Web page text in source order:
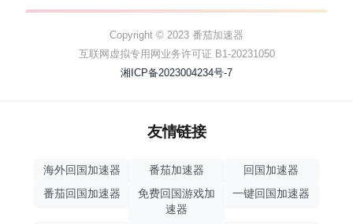
Copyright © 2023 番茄加速器
互联网虚拟专用网业务许可证 B1-20231050
湘ICP备2023004234号-7
友情链接
海外回国加速器 番茄加速器
回国加速器
番茄回国加速器
免费回国游戏加
速器
一键回国加速器